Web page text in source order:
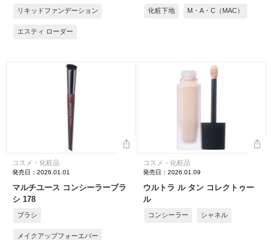
リキッドファンデーション
エスティ ローダー
化粧下地 M・A・C（MAC）
コスメ・化粧品
発売日：2026.01.01
マルチユース コンシーラーブラ
シ 178
ブラシ
メイクアップフォーエバー
コスメ・化粧品
発売日：2026.01.09
ウルトラ ル タン コレクトゥー
ル
コンシーラー シャネル